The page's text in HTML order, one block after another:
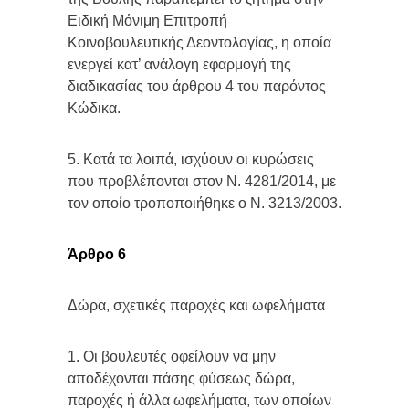
Ειδική Μόνιμη Επιτροπή
Κοινοβουλευτικής Δεοντολογίας, η οποία
ενεργεί κατ’ ανάλογη εφαρμογή της
διαδικασίας του άρθρου 4 του παρόντος
Κώδικα.
5. Κατά τα λοιπά, ισχύουν οι κυρώσεις
που προβλέπονται στον Ν. 4281/2014, με
τον οποίο τροποποιήθηκε ο Ν. 3213/2003.
Άρθρο 6
Δώρα, σχετικές παροχές και ωφελήματα
1. Οι βουλευτές οφείλουν να μην
αποδέχονται πάσης φύσεως δώρα,
παροχές ή άλλα ωφελήματα, των οποίων